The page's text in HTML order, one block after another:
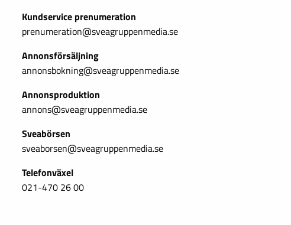
Kundservice prenumeration
prenumeration@sveagruppenmedia.se
Annonsförsäljning
annonsbokning@sveagruppenmedia.se
Annonsproduktion
annons@sveagruppenmedia.se
Sveabörsen
sveaborsen@sveagruppenmedia.se
Telefonväxel
021-470 26 00